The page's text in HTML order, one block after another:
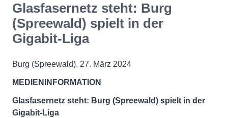
Glasfasernetz steht: Burg
(Spreewald) spielt in der
Gigabit-Liga
Burg (Spreewald), 27. März 2024
MEDIENINFORMATION
Glasfasernetz steht: Burg (Spreewald) spielt in der
Gigabit-Liga